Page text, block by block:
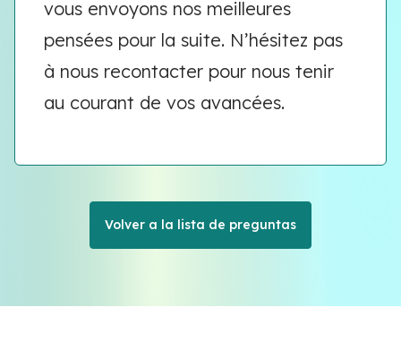
vous envoyons nos meilleures
pensées pour la suite. N’hésitez pas
à nous recontacter pour nous tenir
au courant de vos avancées.
Volver a la lista de preguntas